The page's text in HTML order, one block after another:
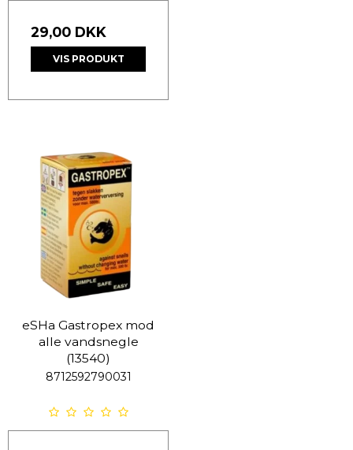
29,00 DKK
VIS PRODUKT
eSHa Gastropex mod
alle vandsnegle
(13540)
8712592790031